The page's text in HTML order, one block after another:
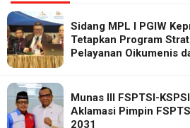
Sidang MPL I PGIW
Tetapkan Program
Pelayanan Oikumenis
Munas III FSPTSI-
Aklamasi Pimpin
2031